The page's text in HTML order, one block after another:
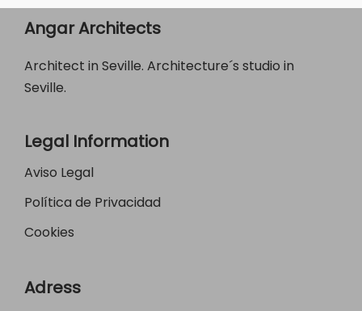
Angar Architects
Architect in Seville. Architecture´s studio in
Seville.
Legal Information
Aviso Legal
Política de Privacidad
Cookies
Adress